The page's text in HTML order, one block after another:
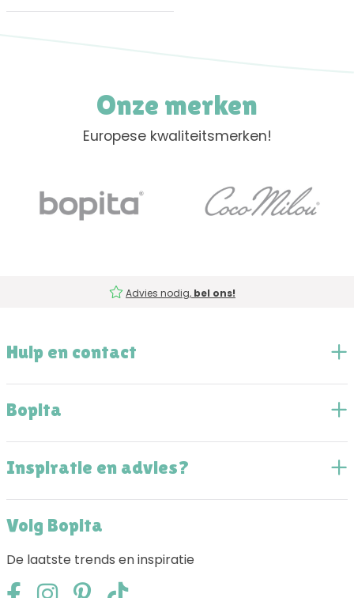
Onze merken
Europese kwaliteitsmerken!
Advies nodig, bel ons!
Hulp en contact
Bopita
Inspiratie en advies?
Volg Bopita
De laatste trends en inspiratie